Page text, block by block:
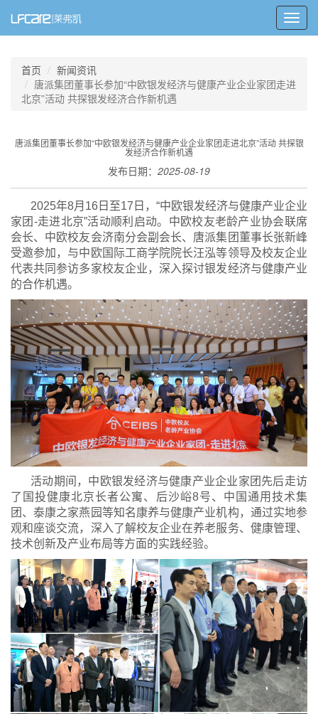
首页
新闻资讯
唐派集团董事长参加“中欧银发经济与健康产业企业家团走进
北京”活动 共探银发经济合作新机遇
唐派集团董事长参加“中欧银发经济与健康产业企业家团走进北京”活动 共探银
发经济合作新机遇
发布日期： 2025-08-19
2025年8月16日至17日，“中欧银发经济与健康产业企业
家团-走进北京”活动顺利启动。中欧校友老龄产业协会联席
会长、中欧校友会济南分会副会长、唐派集团董事长张新峰
受邀参加，与中欧国际工商学院院长汪泓等领导及校友企业
代表共同参访多家校友企业，深入探讨银发经济与健康产业
的合作机遇。
活动期间，中欧银发经济与健康产业企业家团先后走访
了国投健康北京长者公寓、后沙峪8号、中国通用技术集
团、泰康之家燕园等知名康养与健康产业机构，通过实地参
观和座谈交流，深入了解校友企业在养老服务、健康管理、
技术创新及产业布局等方面的实践经验。